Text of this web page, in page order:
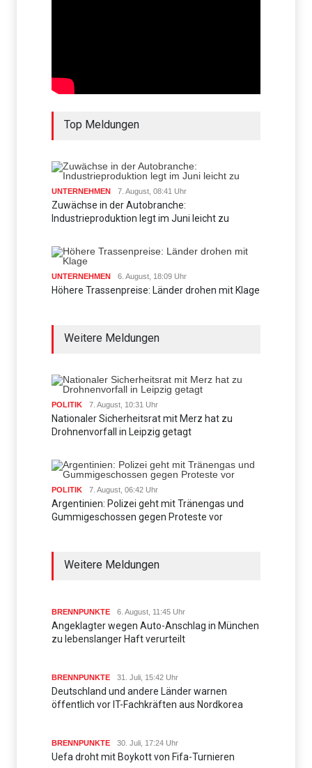
Top Meldungen
UNTERNEHMEN 7. August, 08:41 Uhr
Zuwächse in der Autobranche:
Industrieproduktion legt im Juni leicht zu
UNTERNEHMEN 6. August, 18:09 Uhr
Höhere Trassenpreise: Länder drohen mit Klage
Weitere Meldungen
POLITIK 7. August, 10:31 Uhr
Nationaler Sicherheitsrat mit Merz hat zu
Drohnenvorfall in Leipzig getagt
POLITIK 7. August, 06:42 Uhr
Argentinien: Polizei geht mit Tränengas und
Gummigeschossen gegen Proteste vor
Weitere Meldungen
BRENNPUNKTE 6. August, 11:45 Uhr
Angeklagter wegen Auto-Anschlag in München
zu lebenslanger Haft verurteilt
BRENNPUNKTE 31. Juli, 15:42 Uhr
Deutschland und andere Länder warnen
öffentlich vor IT-Fachkräften aus Nordkorea
BRENNPUNKTE 30. Juli, 17:24 Uhr
Uefa droht mit Boykott von Fifa-Turnieren